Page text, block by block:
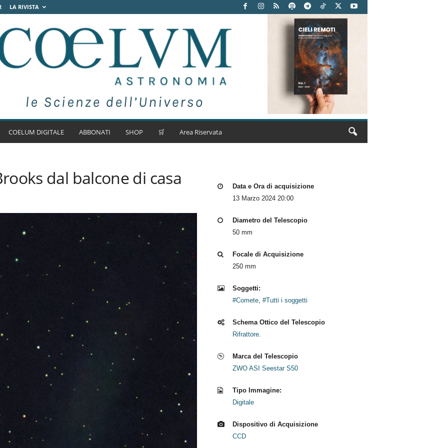
LA RIVISTA
COELUM DIGITALE ABBONATI SHOP 🛒 Area Riservata
dal balcone di casa
Data e Ora di acquisizione
13 Marzo 2024 20:00
Diametro del Telescopio
50 mm
Focale di Acquisizione
250 mm
Soggetti:
#Comete, #Tutti i soggetti
Schema Ottico del Telescopio
Rifrattore.
Marca del Telescopio
ZWO ASI Seestar S50
Tipo Immagine:
Digitale
Dispositivo di Acquisizione
CCD